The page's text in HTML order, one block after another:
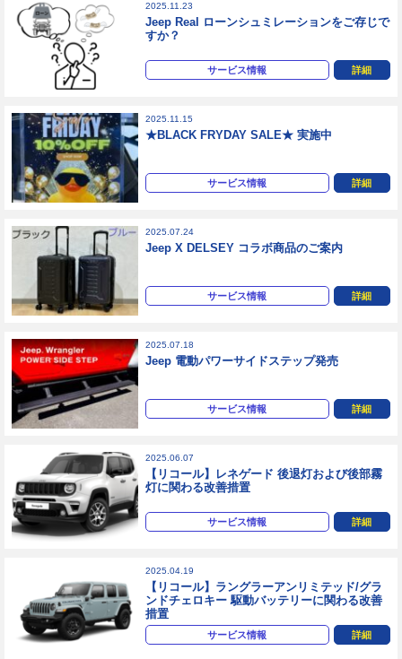
2025.11.23
Jeep Real ローンシュミレーションをご存じで
すか？
サービス情報 詳細
2025.11.15
★BLACK FRYDAY SALE★ 実施中
サービス情報 詳細
2025.07.24
Jeep X DELSEY コラボ商品のご案内
サービス情報 詳細
2025.07.18
Jeep 電動パワーサイドステップ発売
サービス情報 詳細
2025.06.07
【リコール】レネゲード 後退灯および後部霧
灯に関わる改善措置
サービス情報 詳細
2025.04.19
【リコール】ラングラーアンリミテッド/グラ
ンドチェロキー 駆動バッテリーに関わる改善
措置
サービス情報 詳細